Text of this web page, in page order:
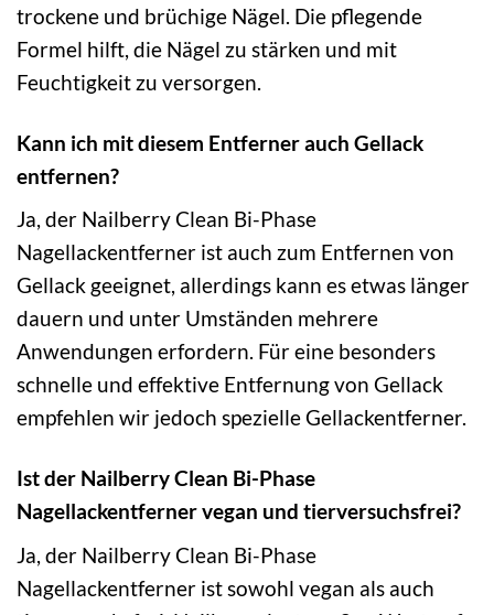
trockene und brüchige Nägel. Die pflegende
Formel hilft, die Nägel zu stärken und mit
Feuchtigkeit zu versorgen.
Kann ich mit diesem Entferner auch Gellack
entfernen?
Ja, der Nailberry Clean Bi-Phase
Nagellackentferner ist auch zum Entfernen von
Gellack geeignet, allerdings kann es etwas länger
dauern und unter Umständen mehrere
Anwendungen erfordern. Für eine besonders
schnelle und effektive Entfernung von Gellack
empfehlen wir jedoch spezielle Gellackentferner.
Ist der Nailberry Clean Bi-Phase
Nagellackentferner vegan und tierversuchsfrei?
Ja, der Nailberry Clean Bi-Phase
Nagellackentferner ist sowohl vegan als auch